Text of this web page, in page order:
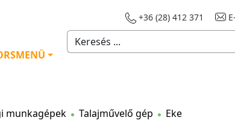
+36 (28) 412 371
munkagépek Talajművelő gép Eke